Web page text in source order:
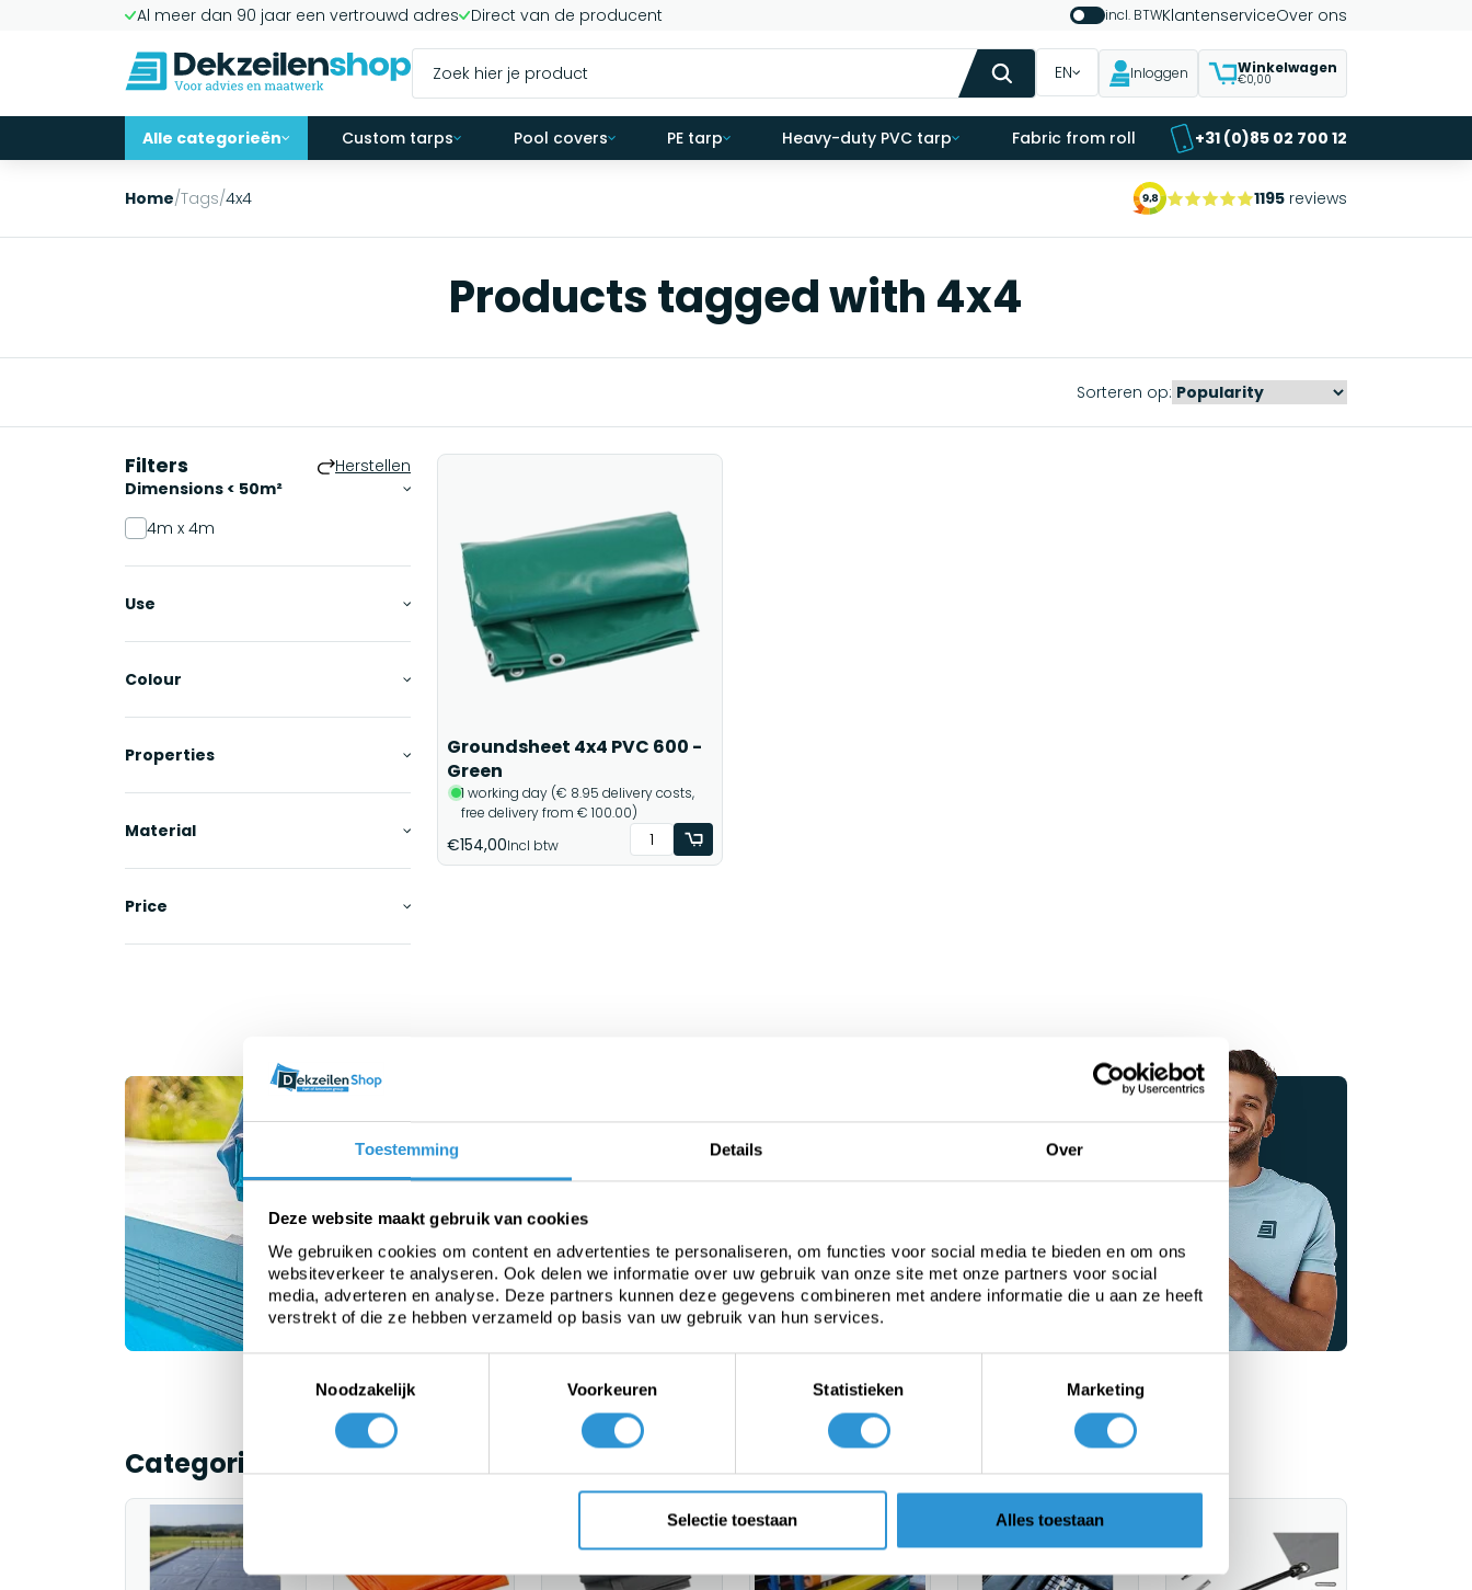
Toestemming Details Over
Deze website maakt gebruik van cookies
We gebruiken cookies om content en advertenties te personaliseren, om functies voor social media te bieden en om ons
websiteverkeer te analyseren. Ook delen we informatie over uw gebruik van onze site met onze partners voor social
media, adverteren en analyse. Deze partners kunnen deze gegevens combineren met andere informatie die u aan ze heeft
verstrekt of die ze hebben verzameld op basis van uw gebruik van hun services.
Noodzakelijk
Voorkeuren Statistieken Marketing
Selectie toestaan Alles toestaan
Al meer dan 90 jaar een vertrouwd adres Direct van de producent incl. BTWKlantenserviceOver ons
EN Inloggen Winkelwagen
€0,00
Alle categorieën Custom tarps Pool covers PE tarp Heavy-duty PVC tarp Fabric from roll +31 (0)85 02 700 12
Home/Tags/4x4 1195 reviews
Products tagged with 4x4
Sorteren op:
Filters
Herstellen
Dimensions < 50m²
4m x 4m
Use
Colour
Properties
Material
Price
Groundsheet 4x4 PVC 600 -
Green
1 working day (€ 8.95 delivery costs,
free delivery from € 100.00)
€154,00Incl btw
Onze zomerzeilen voor uw zwembad
Verleng de zomer en
bespaar energiekosten
Bekijken
Onze specialisten
helpen je graag
Ask advice
Categorieën